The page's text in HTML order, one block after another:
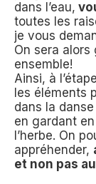
dans l’eau,
toutes les
je vous
On sera alors
ensemble!
Ainsi, à
les éléments
dans la
en gardant
l’herbe. On
appréhender,
et non pas